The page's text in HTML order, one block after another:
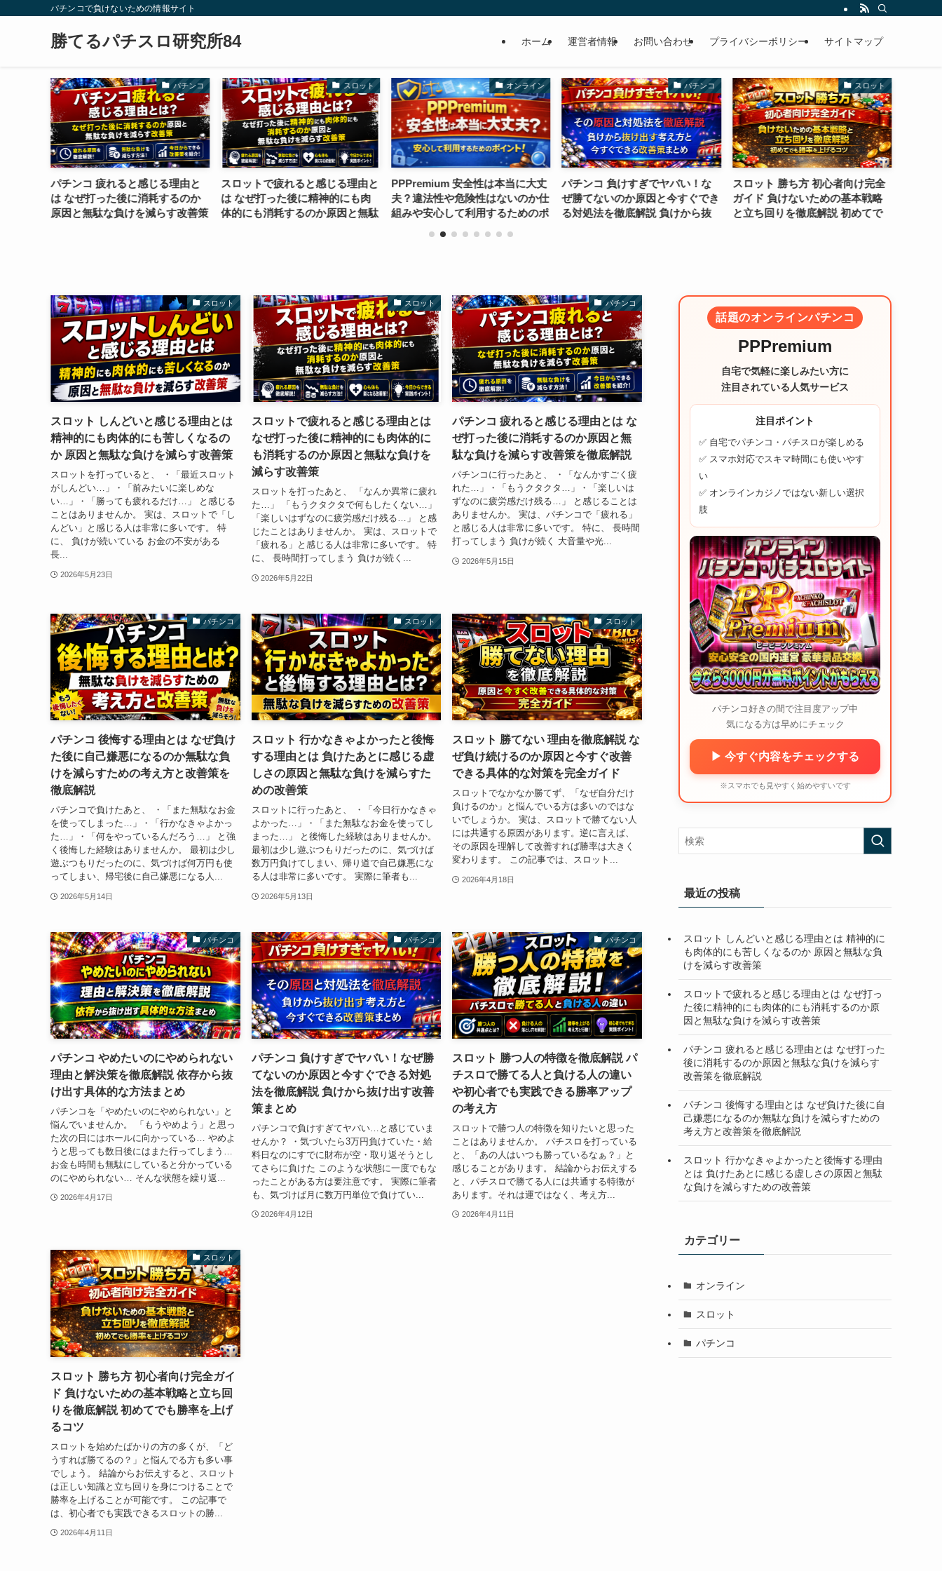
パチンコで負けないための情報サイト
勝てるパチスロ研究所84 ホーム 運営者情報 お問い合わせ プライバシーポリシー サイトマップ
パチンコ
パチンコ 疲れると感じる理由と
は なぜ打った後に消耗するのか
原因と無駄な負けを減らす改善策
スロット
スロットで疲れると感じる理由と
は なぜ打った後に精神的にも肉
体的にも消耗するのか原因と無駄
オンライン
PPPremium 安全性は本当に大丈
夫？違法性や危険性はないのか仕
組みや安心して利用するためのポ
パチンコ
パチンコ 負けすぎでヤバい！な
ぜ勝てないのか原因と今すぐでき
る対処法を徹底解説 負けから抜
スロット
スロット 勝ち方 初心者向け完全
ガイド 負けないための基本戦略
と立ち回りを徹底解説 初めてで
スロット
スロット しんどいと感じる理由とは
精神的にも肉体的にも苦しくなるの
か 原因と無駄な負けを減らす改善策
スロットを打っていると、 ・「最近スロット
がしんどい…」・「前みたいに楽しめな
い…」・「勝っても疲れるだけ…」 と感じる
ことはありませんか。 実は、スロットで「し
んどい」と感じる人は非常に多いです。 特
に、 負けが続いている お金の不安がある
長...
2026年5月23日
スロット
スロットで疲れると感じる理由とは
なぜ打った後に精神的にも肉体的に
も消耗するのか原因と無駄な負けを
減らす改善策
スロットを打ったあと、 「なんか異常に疲れ
た…」 「もうクタクタで何もしたくない…」
「楽しいはずなのに疲労感だけ残る…」 と感
じたことはありませんか。 実は、スロットで
「疲れる」と感じる人は非常に多いです。 特
に、 長時間打ってしまう 負けが続く...
2026年5月22日
パチンコ
パチンコ 疲れると感じる理由とは な
ぜ打った後に消耗するのか原因と無
駄な負けを減らす改善策を徹底解説
パチンコに行ったあと、 ・「なんかすごく疲
れた…」・「もうクタクタ…」・「楽しいは
ずなのに疲労感だけ残る…」 と感じることは
ありませんか。 実は、パチンコで「疲れる」
と感じる人は非常に多いです。 特に、 長時間
打ってしまう 負けが続く 大音量や光...
2026年5月15日
パチンコ
パチンコ 後悔する理由とは なぜ負け
た後に自己嫌悪になるのか無駄な負
けを減らすための考え方と改善策を
徹底解説
パチンコで負けたあと、 ・「また無駄なお金
を使ってしまった…」・「行かなきゃよかっ
た…」・「何をやっているんだろう…」 と強
く後悔した経験はありませんか。 最初は少し
遊ぶつもりだったのに、気づけば何万円も使
ってしまい、帰宅後に自己嫌悪になる人...
2026年5月14日
スロット
スロット 行かなきゃよかったと後悔
する理由とは 負けたあとに感じる虚
しさの原因と無駄な負けを減らすた
めの改善策
スロットに行ったあと、 ・「今日行かなきゃ
よかった…」・「また無駄なお金を使ってし
まった…」 と後悔した経験はありませんか。
最初は少し遊ぶつもりだったのに、気づけば
数万円負けてしまい、帰り道で自己嫌悪にな
る人は非常に多いです。 実際に筆者も...
2026年5月13日
スロット
スロット 勝てない 理由を徹底解説 な
ぜ負け続けるのか原因と今すぐ改善
できる具体的な対策を完全ガイド
スロットでなかなか勝てず、「なぜ自分だけ
負けるのか」と悩んでいる方は多いのではな
いでしょうか。 実は、スロットで勝てない人
には共通する原因があります。逆に言えば、
その原因を理解して改善すれば勝率は大きく
変わります。 この記事では、スロット...
2026年4月18日
パチンコ
パチンコ やめたいのにやめられない
理由と解決策を徹底解説 依存から抜
け出す具体的な方法まとめ
パチンコを「やめたいのにやめられない」と
悩んでいませんか。 「もうやめよう」と思っ
た次の日にはホールに向かっている… やめよ
うと思っても数日後にはまた行ってしまう…
お金も時間も無駄にしていると分かっている
のにやめられない… そんな状態を繰り返...
2026年4月17日
パチンコ
パチンコ 負けすぎでヤバい！なぜ勝
てないのか原因と今すぐできる対処
法を徹底解説 負けから抜け出す改善
策まとめ
パチンコで負けすぎてヤバい…と感じていま
せんか？ ・気づいたら3万円負けていた・給
料日なのにすでに財布が空・取り返そうとし
てさらに負けた このような状態に一度でもな
ったことがある方は要注意です。 実際に筆者
も、気づけば月に数万円単位で負けてい...
2026年4月12日
パチンコ
スロット 勝つ人の特徴を徹底解説 パ
チスロで勝てる人と負ける人の違い
や初心者でも実践できる勝率アップ
の考え方
スロットで勝つ人の特徴を知りたいと思った
ことはありませんか。 パチスロを打っている
と、「あの人はいつも勝っているなぁ？」と
感じることがあります。 結論からお伝えする
と、パチスロで勝てる人には共通する特徴が
あります。それは運ではなく、考え方...
2026年4月11日
スロット
スロット 勝ち方 初心者向け完全ガイ
ド 負けないための基本戦略と立ち回
りを徹底解説 初めてでも勝率を上げ
るコツ
スロットを始めたばかりの方の多くが、「ど
うすれば勝てるの？」と悩んでる方も多い事
でしょう。 結論からお伝えすると、スロット
は正しい知識と立ち回りを身につけることで
勝率を上げることが可能です。 この記事で
は、初心者でも実践できるスロットの勝...
2026年4月11日
話題のオンラインパチンコ
PPPremium
自宅で気軽に楽しみたい方に
注目されている人気サービス
注目ポイント
✅ 自宅でパチンコ・パチスロが楽しめる
✅ スマホ対応でスキマ時間にも使いやす
い
✅ オンラインカジノではない新しい選択
肢
パチンコ好きの間で注目度アップ中
気になる方は早めにチェック
▶ 今すぐ内容をチェックする
※スマホでも見やすく始めやすいです
最近の投稿
スロット しんどいと感じる理由とは 精神的に
も肉体的にも苦しくなるのか 原因と無駄な負
けを減らす改善策
スロットで疲れると感じる理由とは なぜ打っ
た後に精神的にも肉体的にも消耗するのか原
因と無駄な負けを減らす改善策
パチンコ 疲れると感じる理由とは なぜ打った
後に消耗するのか原因と無駄な負けを減らす
改善策を徹底解説
パチンコ 後悔する理由とは なぜ負けた後に自
己嫌悪になるのか無駄な負けを減らすための
考え方と改善策を徹底解説
スロット 行かなきゃよかったと後悔する理由
とは 負けたあとに感じる虚しさの原因と無駄
な負けを減らすための改善策
カテゴリー
オンライン
スロット
パチンコ